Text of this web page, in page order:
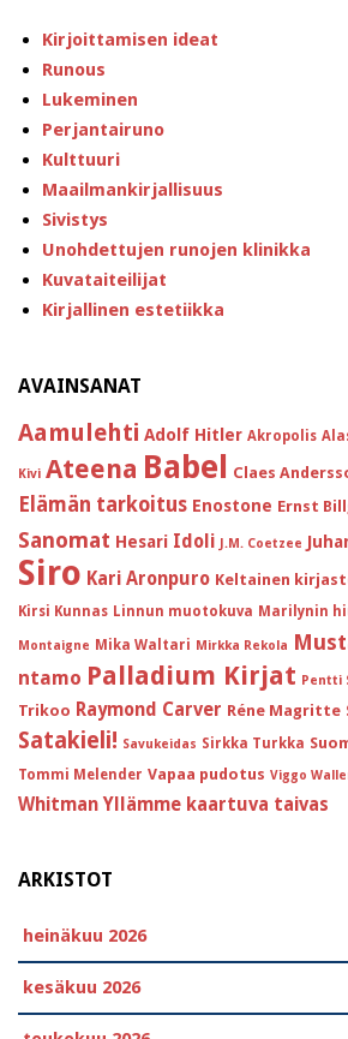
Kirjoittamisen ideat
Runous
Lukeminen
Perjantairuno
Kulttuuri
Maailmankirjallisuus
Sivistys
Unohdettujen runojen klinikka
Kuvataiteilijat
Kirjallinen estetiikka
AVAINSANAT
Aamulehti Adolf Hitler Akropolis
Kivi Ateena Babel Claes
Elämän tarkoitus Enostone Ernst
Sanomat Hesari Idoli J.M. Coetzee
Siro Kari Aronpuro Keltainen
Kirsi Kunnas Linnun muotokuva Marilynin
Montaigne Mika Waltari Mirkka Rekola
ntamo Palladium Kirjat Pentti
Trikoo Raymond Carver Réne Magritte
Satakieli! Savukeidas Sirkka Turkka
Tommi Melender Vapaa pudotus Viggo
Whitman Yllämme kaartuva taivas
ARKISTOT
heinäkuu 2026
kesäkuu 2026